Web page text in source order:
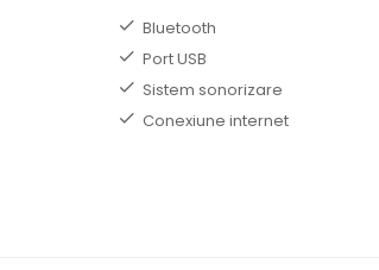
Bluetooth
Port USB
Sistem sonorizare
Conexiune internet